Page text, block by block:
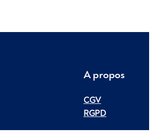
A propos
CGV
RGPD